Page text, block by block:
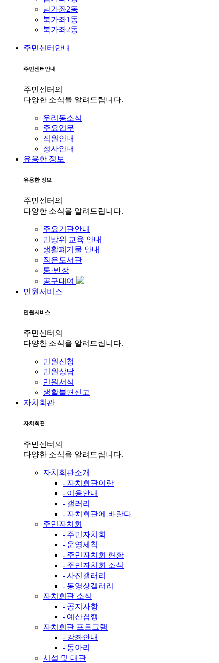
남가좌2동
북가좌1동
북가좌2동
주민센터안내
주민센터안내
주민센터의
다양한 소식을 알려드립니다.
우리동소식
주요업무
직원안내
청사안내
유용한 정보
유용한 정보
주민센터의
다양한 소식을 알려드립니다.
주요기관안내
민방위 교육 안내
생활폐기물 안내
작은도서관
통·반장
공구대여
민원서비스
민원서비스
주민센터의
다양한 소식을 알려드립니다.
민원신청
민원상담
민원서식
생활불편신고
자치회관
자치회관
주민센터의
다양한 소식을 알려드립니다.
자치회관소개
- 자치회관이란
- 이용안내
- 갤러리
- 자치회관에 바란다
주민자치회
- 주민자치회
- 운영세칙
- 주민자치회 현황
- 주민자치회 소식
- 사진갤러리
- 동영상갤러리
자치회관 소식
- 공지사항
- 예산집행
자치회관 프로그램
- 강좌안내
- 동아리
시설 및 대관